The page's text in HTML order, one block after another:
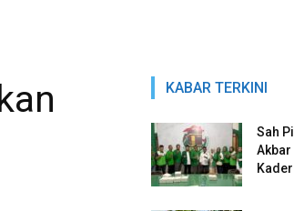
KABAR TERKINI
Sah
Akbar
Kader